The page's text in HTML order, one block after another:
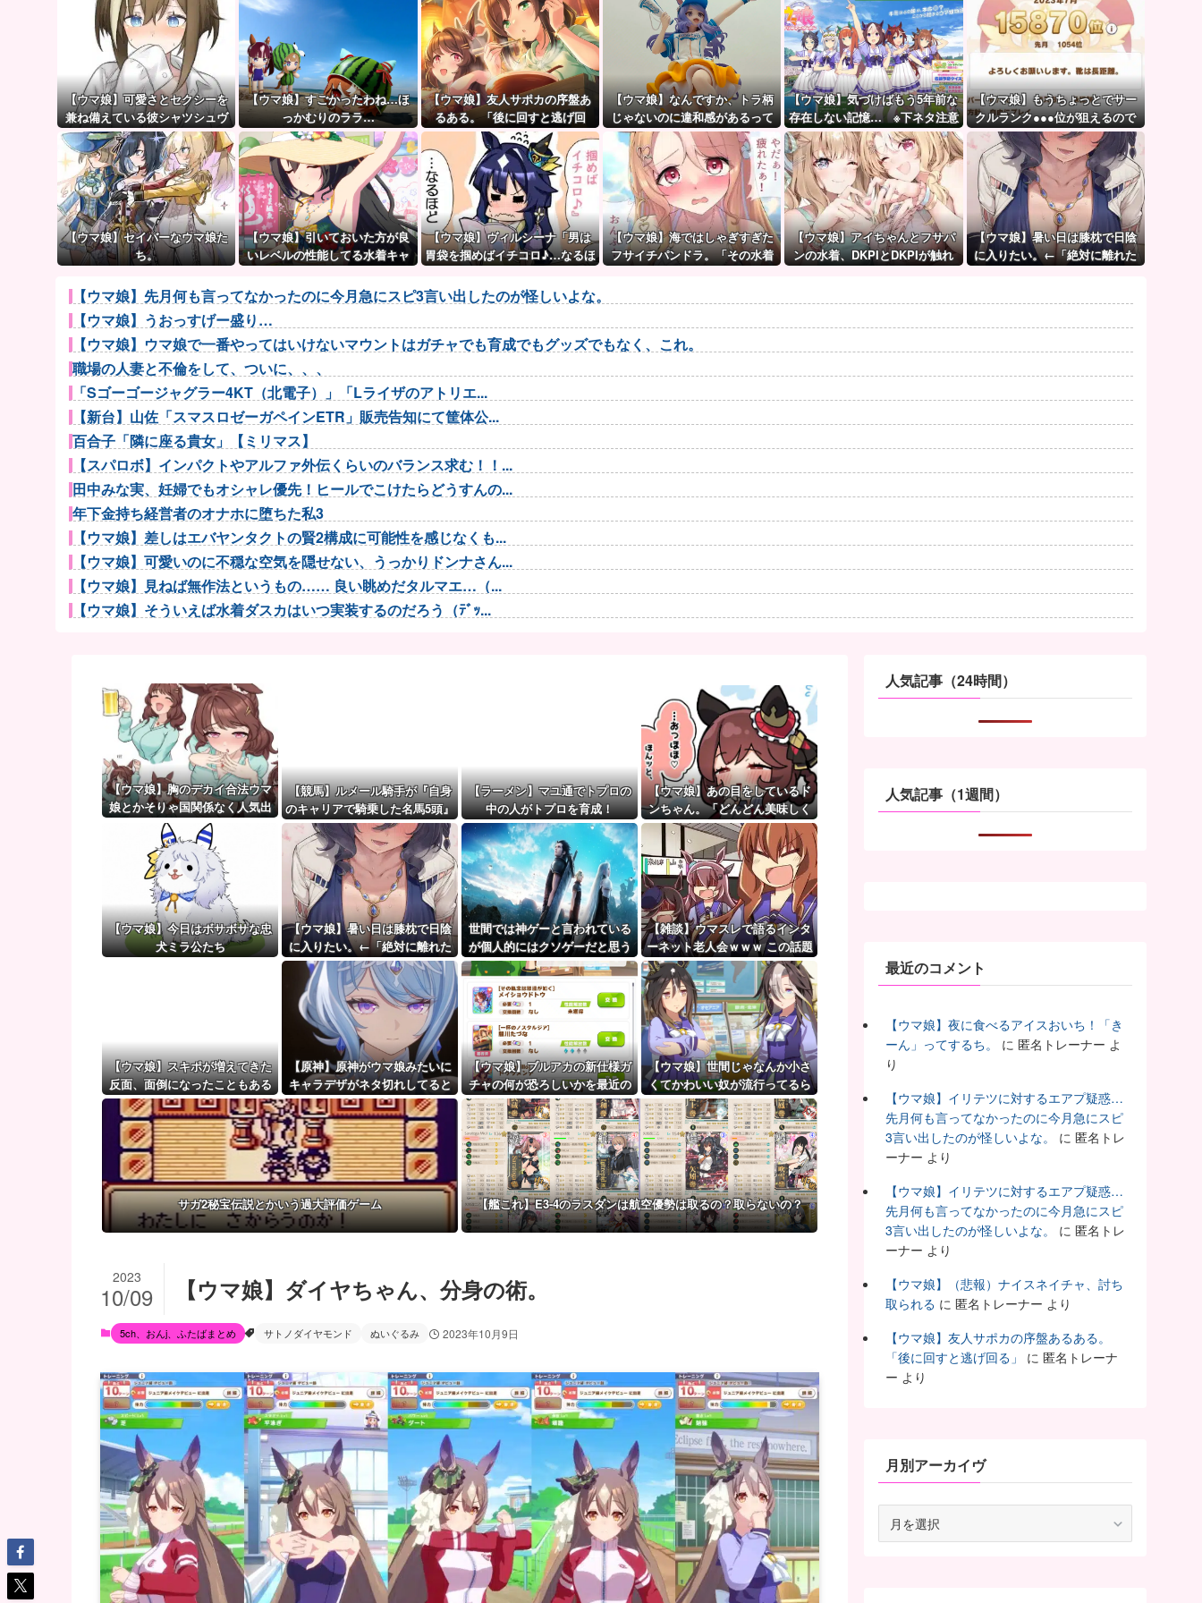
【ウマ娘】可愛さとセクシーを
兼ね備えている彼シャツシュヴ
ァち
【ウマ娘】すごかったわね…ほ
っかむりのララ…
【ウマ娘】友人サポカの序盤あ
るある。「後に回すと逃げ回
る」
【ウマ娘】なんですか、トラ柄
じゃないのに違和感があるって
言いたいんですか？
【ウマ娘】気づけばもう5年前な
存在しない記憶… ※下ネタ注意
スレ
【ウマ娘】もうちょっとでサー
クルランク●●●位が狙えるので
頑張りましょう。← これ
【ウマ娘】セイバーなウマ娘た
ち。
【ウマ娘】引いておいた方が良
いレベルの性能してる水着キャ
ぱいいるぞ」
【ウマ娘】ヴィルシーナ「男は
胃袋を掴めばイチコロ♪…なるほ
（アカン）
【ウマ娘】海ではしゃぎすぎた
フサイチパンドラ。「その水着
【ウマ娘】アイちゃんとフサパ
ンの水着、DKPIとDKPIが触れ
【ウマ娘】暑い日は膝枕で日陰
に入りたい。←「絶対に離れた
【ウマ娘】先月何も言ってなかったのに今月急にスピ3言い出したのが怪しいよな。
【ウマ娘】うおっすげー盛り…
【ウマ娘】ウマ娘で一番やってはいけないマウントはガチャでも育成でもグッズでもなく、これ。
職場の人妻と不倫をして、ついに、、、
「Sゴーゴージャグラー4KT（北電子）」「Lライザのアトリエ...
【新台】山佐「スマスロゼーガペインETR」販売告知にて筐体公...
百合子「隣に座る貴女」【ミリマス】
【スパロボ】インパクトやアルファ外伝くらいのバランス求む！！...
田中みな実、妊婦でもオシャレ優先！ヒールでこけたらどうすんの...
年下金持ち経営者のオナホに堕ちた私3
【ウマ娘】差しはエバヤンタクトの賢2構成に可能性を感じなくも...
【ウマ娘】可愛いのに不穏な空気を隠せない、うっかりドンナさん...
【ウマ娘】見ねば無作法というもの…… 良い眺めだタルマエ…（...
【ウマ娘】そういえば水着ダスカはいつ実装するのだろう（ﾃﾞｯ...
『ほの暮しの庭』Switch2版 21,965本、Switc...
増水した川に取り残されたアライグマ、パドルボードで救助されて...
フランス人「欲張りすぎだ」中村敬斗、ランス残留の可能性を会長...
とれたてっ！で海水浴客の水着彼女おっぱいが映し出される
【beatmania IIDX】(26/08/06)「Spa...
彼氏「俺の親は毒親。だから結婚しても一切関わらなくていい」私...
【ウマ娘】（審議）無凸ブーケと完凸シャカール、中距離先行編成...
【ウマ娘】覚醒Lv6、7の解放が今後2か月置きに実装予定！第...
【ウマ娘】胸のデカイ合法ウマ
娘とかそりゃ国関係なく人気出
るわな
【競馬】ルメール騎手が『自身
のキャリアで騎乗した名馬5頭』
を語る
【ラーメン】マユ通でトプロの
中の人がトプロを育成！
【ウマ娘】あの目をしているド
ンちゃん。「どんどん美味しく
実る…♡」
【ウマ娘】今日はボサボサな忠
犬ミラ公たち
【ウマ娘】暑い日は膝枕で日陰
に入りたい。←「絶対に離れた
くない場所だな」
世間では神ゲーと言われている
が個人的にはクソゲーだと思う
ゲーム挙げてけ
【雑談】ウマスレで語るインタ
ーネット老人会ｗｗｗ この話題
についていけないってマ
ジ…！？
【ウマ娘】スキポが増えてきた
反面、面倒になったこともある
【原神】原神がウマ娘みたいに
キャラデザがネタ切れしてると
か言ってる奴いるんだが、そう
なの？
【ウマ娘】ブルアカの新仕様ガ
チャの何が恐ろしいかを最近の
ウマ娘ガチャに例えると…地獄
だな？
【ウマ娘】世間じゃなんか小さ
くてかわいい奴が流行ってるら
しいな？
サガ2秘宝伝説とかいう過大評価ゲーム 【艦これ】E3-4のラスダンは航空優勢は取るの？取らないの？
【ウマ娘】ダイヤちゃん、分身の術。
2023
10/09
5ch、おんj、ふたばまとめ サトノダイヤモンド ぬいぐるみ 2023年10月9日
人気記事（24時間）
人気記事（1週間）
最近のコメント
【ウマ娘】夜に食べるアイスおいち！「き
ーん」ってするち。
に 匿名トレーナー よ
り
【ウマ娘】イリテツに対するエアプ疑惑…
先月何も言ってなかったのに今月急にスピ
3言い出したのが怪しいよな。
に 匿名トレ
ーナー より
【ウマ娘】イリテツに対するエアプ疑惑…
先月何も言ってなかったのに今月急にスピ
3言い出したのが怪しいよな。
に 匿名トレ
ーナー より
【ウマ娘】（悲報）ナイスネイチャ、討ち
取られる に 匿名トレーナー より
【ウマ娘】友人サポカの序盤あるある。
「後に回すと逃げ回る」
に 匿名トレーナ
ー より
月別アーカイヴ